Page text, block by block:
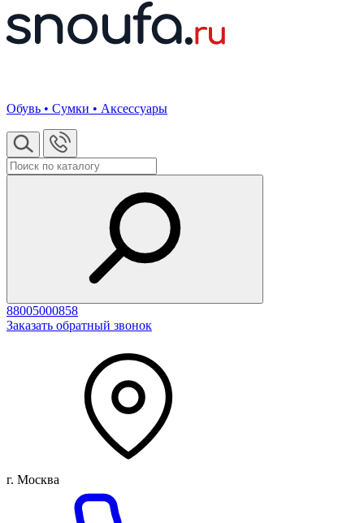
Обувь • Сумки • Аксессуары
88005000858
Заказать обратный звонок
г. Москва